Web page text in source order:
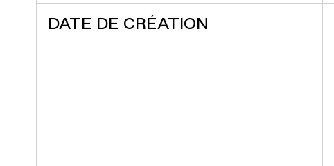
DATE DE CRÉATION